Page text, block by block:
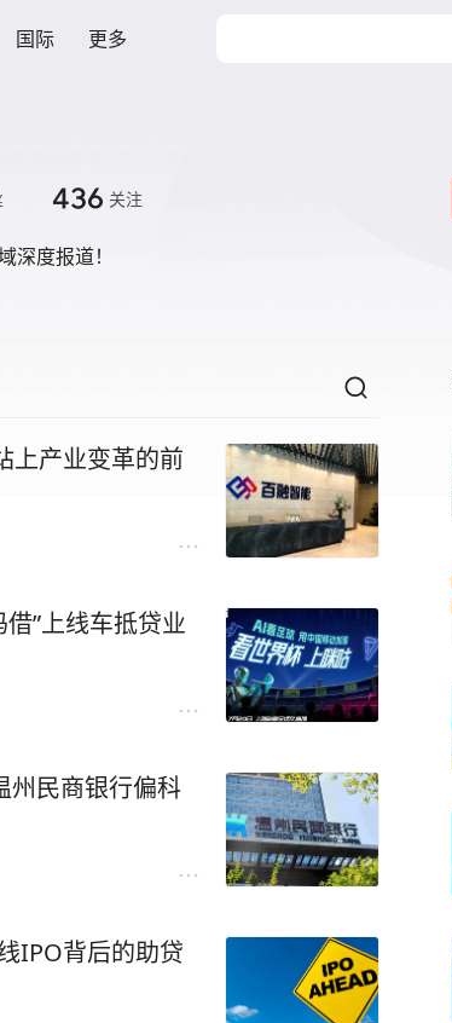
国际 更多
436 关注
深度报道！
上产业变革的前
”上线车抵贷业
州民商银行偏科
IPO背后的助贷